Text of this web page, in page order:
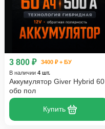
3 800 ₽
3400 ₽ + БУ
В наличии 4 шт.
Аккумулятор Giver Hybrid 60
обр пол
Купить